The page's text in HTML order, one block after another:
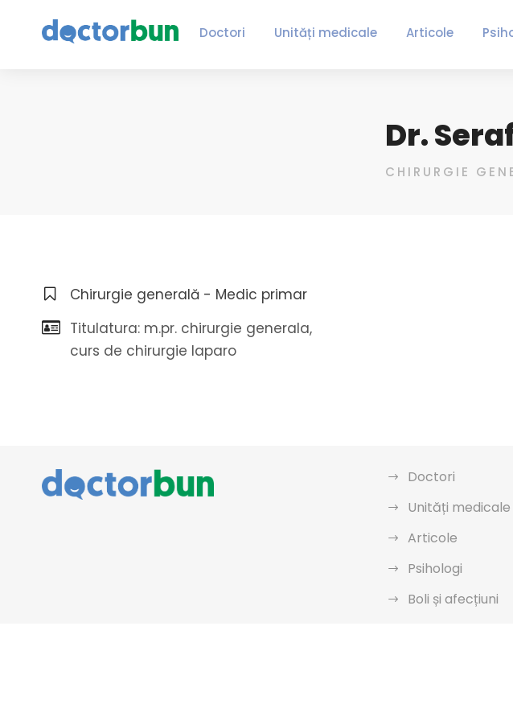
Doctori Unități medicale Articole
Dr.
CHIRURGIE
Chirurgie generală - Medic primar
Titulatura: m.pr. chirurgie generala,
curs de chirurgie laparo
Doctori
Unități medicale
Articole
Psihologi
Boli și afecțiuni